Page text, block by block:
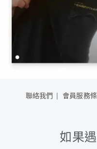
聯絡我們 會員服務
如果